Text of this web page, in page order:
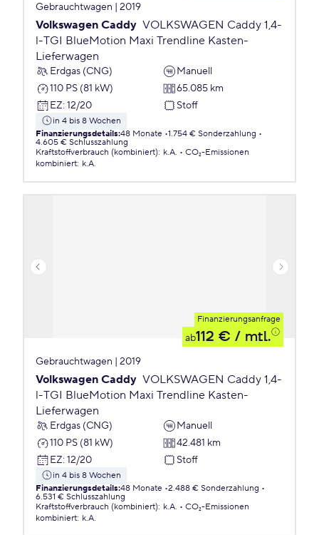
Gebrauchtwagen | 2019
Volkswagen Caddy VOLKSWAGEN Caddy 1,4-
l-TGI BlueMotion Maxi Trendline Kasten-
Lieferwagen
Erdgas (CNG)
Manuell
110 PS (81 kW)
65.085 km
EZ: 12/20 Stoff
in 4 bis 8 Wochen
Finanzierungsdetails:48 Monate 1.754 € Sonderzahlung
4.605 € Schlusszahlung
Kraftstoffverbrauch (kombiniert): k.A.
CO₂-Emissionen
kombiniert: k.A.
Finanzierungsanfrage
ab112 € / mtl.
Gebrauchtwagen | 2019
Volkswagen Caddy VOLKSWAGEN Caddy 1,4-
l-TGI BlueMotion Maxi Trendline Kasten-
Lieferwagen
Erdgas (CNG)
Manuell
110 PS (81 kW)
42.481 km
EZ: 12/20 Stoff
in 4 bis 8 Wochen
Finanzierungsdetails:48 Monate 2.488 € Sonderzahlung
6.531 € Schlusszahlung
Kraftstoffverbrauch (kombiniert): k.A.
CO₂-Emissionen
kombiniert: k.A.